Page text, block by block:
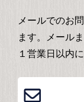
メールでのお
ます。メール
１営業日以内